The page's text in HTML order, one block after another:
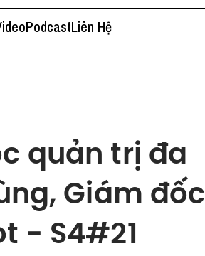
PodcastLiên Hệ
quản trị đa
Giám đốc
- S4#21